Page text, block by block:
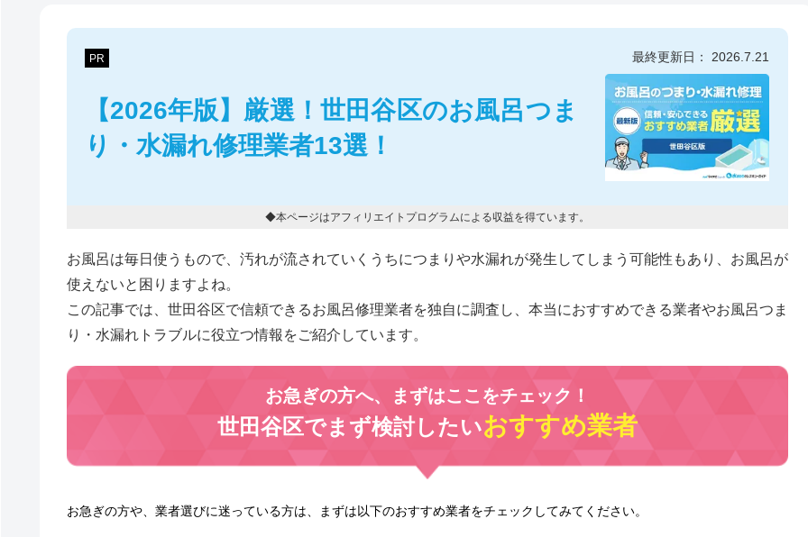
PR
【2026年版】厳選！世田谷区のお風呂つま
り・水漏れ修理業者13選！
最終更新日： 2026.7.21
◆本ページはアフィリエイトプログラムによる収益を得ています。
お風呂は毎日使うもので、汚れが流されていくうちにつまりや水漏れが発生してしまう可能性もあり、お風呂が
使えないと困りますよね。
この記事では、世田谷区で信頼できるお風呂修理業者を独自に調査し、本当におすすめできる業者やお風呂つま
り・水漏れトラブルに役立つ情報をご紹介しています。
お急ぎの方へ、まずはここをチェック！
世田谷区でまず検討したいおすすめ業者
お急ぎの方や、業者選びに迷っている方は、まずは以下のおすすめ業者をチェックしてみてください。